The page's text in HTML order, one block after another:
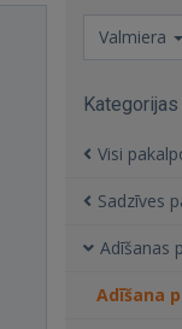
Valmiera
Kategorijas
Visi
Sadzīves
Adīšanas
Adīšana